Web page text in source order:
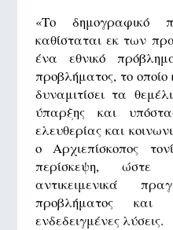
«Το δημογραφικό
καθίσταται εκ των
ένα εθνικό
προβλήματος, το οποίο
δυναμιτίσει τα
ύπαρξης και
ελευθερίας και
ο Αρχιεπίσκοπος
περίσκεψη, ώστε
αντικειμενικά
προβλήματος
ενδεδειγμένες λύσεις.